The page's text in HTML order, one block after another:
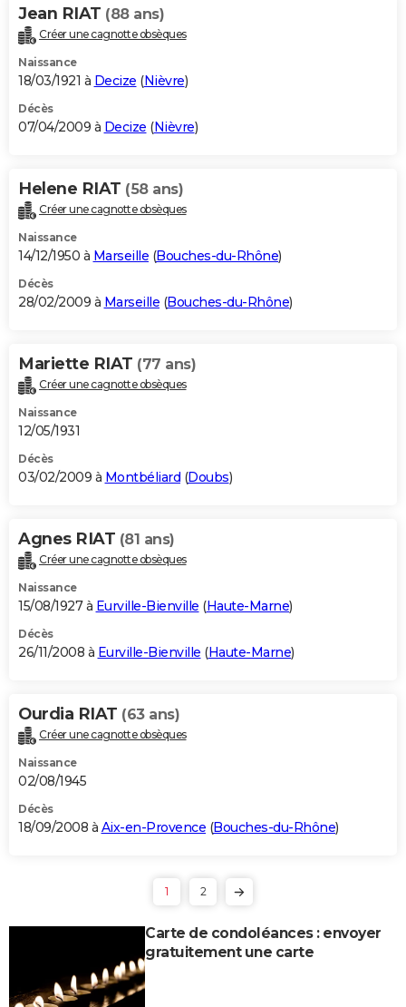
Jean RIAT (88 ans)
Créer une cagnotte obsèques
Naissance
18/03/1921 à Decize (Nièvre)
Décès
07/04/2009 à Decize (Nièvre)
Helene RIAT (58 ans)
Créer une cagnotte obsèques
Naissance
14/12/1950 à Marseille (Bouches-du-Rhône)
Décès
28/02/2009 à Marseille (Bouches-du-Rhône)
Mariette RIAT (77 ans)
Créer une cagnotte obsèques
Naissance
12/05/1931
Décès
03/02/2009 à Montbéliard (Doubs)
Agnes RIAT (81 ans)
Créer une cagnotte obsèques
Naissance
15/08/1927 à Eurville-Bienville (Haute-Marne)
Décès
26/11/2008 à Eurville-Bienville (Haute-Marne)
Ourdia RIAT (63 ans)
Créer une cagnotte obsèques
Naissance
02/08/1945
Décès
18/09/2008 à Aix-en-Provence (Bouches-du-Rhône)
1 2
Carte de condoléances : envoyer
gratuitement une carte